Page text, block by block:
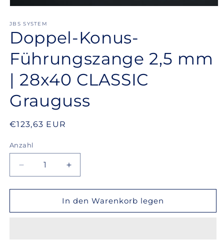
in
Modal
öffnen
JBS SYSTEM
Doppel-Konus-
Führungszange 2,5 mm
| 28x40 CLASSIC
Grauguss
Normaler
€123,63 EUR
Anzahl
Verringere
die
Menge
Doppel-
Erhöhe
die
Menge
für
Doppel-
In den Warenkorb legen